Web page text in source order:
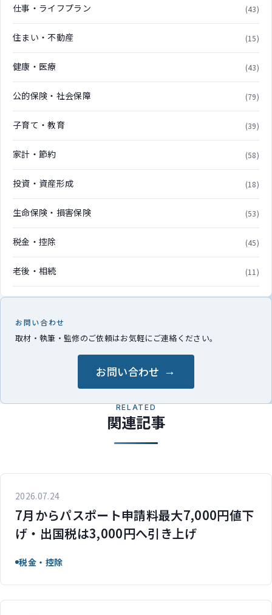
仕事・ライフプラン (43)
住まい・不動産 (15)
健康・医療 (43)
公的保険・社会保障 (79)
子育て・教育 (39)
家計・節約 (58)
投資・資産形成 (18)
生命保険・損害保険 (53)
税金・控除 (45)
老後・相続 (11)
お問い合わせ
取材・執筆・監修のご依頼はお気軽にご連絡ください。
お問い合わせ
RELATED
関連記事
2026.07.24
7月からパスポート申請料最大7,000円値下
げ・出国税は3,000円へ引き上げ
税金・控除